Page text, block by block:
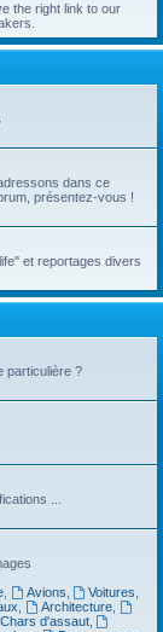
the right link to our
dans ce
présentez-vous !
et reportages divers
particulière ?
...
, Avions Voitures
Architecture
d'assaut,